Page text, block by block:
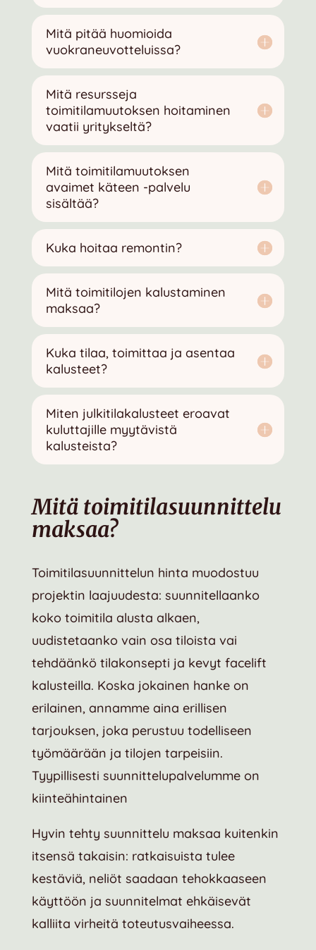
Mitä pitää huomioida
vuokraneuvotteluissa?
Mitä resursseja
toimitilamuutoksen hoitaminen
vaatii yritykseltä?
Mitä toimitilamuutoksen
avaimet käteen -palvelu
sisältää?
Kuka hoitaa remontin?
Mitä toimitilojen kalustaminen
maksaa?
Kuka tilaa, toimittaa ja asentaa
kalusteet?
Miten julkitilakalusteet eroavat
kuluttajille myytävistä
kalusteista?
Mitä toimitilasuunnittelu
maksaa?
Toimitilasuunnittelun hinta muodostuu
projektin laajuudesta: suunnitellaanko
koko toimitila alusta alkaen,
uudistetaanko vain osa tiloista vai
tehdäänkö tilakonsepti ja kevyt facelift
kalusteilla. Koska jokainen hanke on
erilainen, annamme aina erillisen
tarjouksen, joka perustuu todelliseen
työmäärään ja tilojen tarpeisiin.
Tyypillisesti suunnittelupalvelumme on
kiinteähintainen
Hyvin tehty suunnittelu maksaa kuitenkin
itsensä takaisin: ratkaisuista tulee
kestäviä, neliöt saadaan tehokkaaseen
käyttöön ja suunnitelmat ehkäisevät
kalliita virheitä toteutusvaiheessa.